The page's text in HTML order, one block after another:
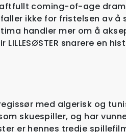
coming-of-age
ikke for fristelsen av å
handler mer om å
snarere en
med algerisk og
skuespiller, og har
er hennes tredje